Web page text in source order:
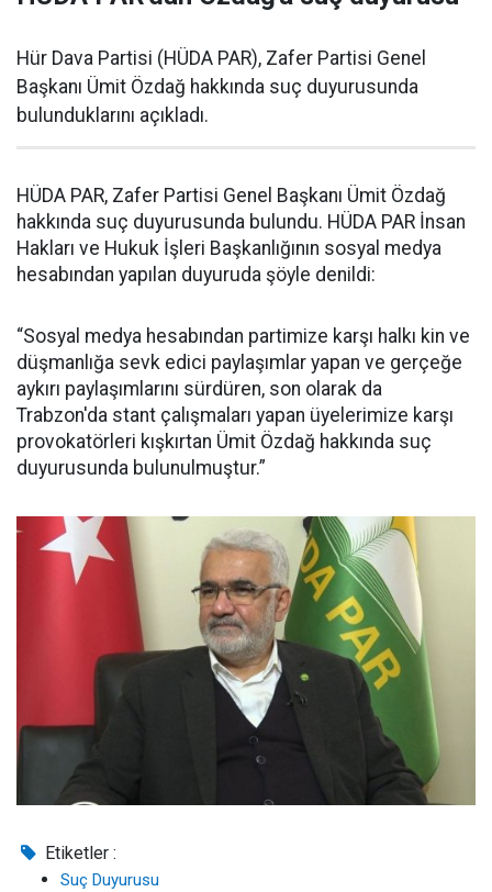
Hür Dava Partisi (HÜDA PAR), Zafer Partisi Genel
Başkanı Ümit Özdağ hakkında suç duyurusunda
bulunduklarını açıkladı.
HÜDA PAR, Zafer Partisi Genel Başkanı Ümit Özdağ
hakkında suç duyurusunda bulundu. HÜDA PAR İnsan
Hakları ve Hukuk İşleri Başkanlığının sosyal medya
hesabından yapılan duyuruda şöyle denildi:
“Sosyal medya hesabından partimize karşı halkı kin ve
düşmanlığa sevk edici paylaşımlar yapan ve gerçeğe
aykırı paylaşımlarını sürdüren, son olarak da
Trabzon'da stant çalışmaları yapan üyelerimize karşı
provokatörleri kışkırtan Ümit Özdağ hakkında suç
duyurusunda bulunulmuştur.”
Etiketler :
Suç Duyurusu